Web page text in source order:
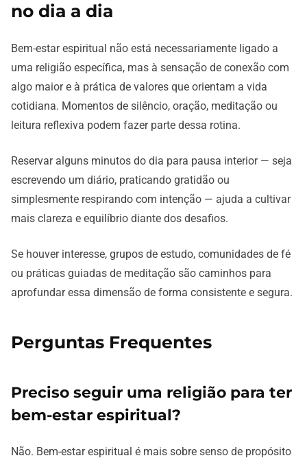
no dia a dia
Bem-estar espiritual não está necessariamente ligado a
uma religião específica, mas à sensação de conexão com
algo maior e à prática de valores que orientam a vida
cotidiana. Momentos de silêncio, oração, meditação ou
leitura reflexiva podem fazer parte dessa rotina.
Reservar alguns minutos do dia para pausa interior — seja
escrevendo um diário, praticando gratidão ou
simplesmente respirando com intenção — ajuda a cultivar
mais clareza e equilíbrio diante dos desafios.
Se houver interesse, grupos de estudo, comunidades de fé
ou práticas guiadas de meditação são caminhos para
aprofundar essa dimensão de forma consistente e segura.
Perguntas Frequentes
Preciso seguir uma religião para ter
bem-estar espiritual?
Não. Bem-estar espiritual é mais sobre senso de propósito